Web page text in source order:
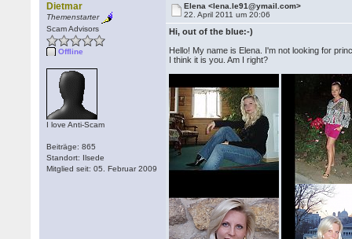
Dietmar
Themenstarter
Scam Advisors
Offline
I love Anti-Scam
Beiträge: 865
Standort: Ilsede
Mitglied seit: 05. Februar 2009
Elena <lena.le91@ymail.com>
22. April 2011 um 20:06
Hi, out of the blue:-)
Hello! My name is Elena. I'm not looking for
I think it is you. Am I right?